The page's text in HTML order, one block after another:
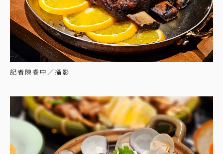
記者陳睿中／攝影